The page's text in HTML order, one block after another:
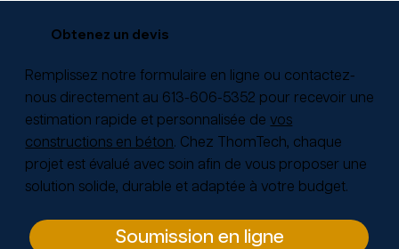
Obtenez un devis
Remplissez notre formulaire en ligne ou contactez-
nous directement au 613-606-5352 pour recevoir une
estimation rapide et personnalisée devos
constructions en béton. Chez ThomTech, chaque
projet est évalué avec soin afin de vous proposer une
solution solide, durable et adaptée à votre budget.
Soumission en ligne